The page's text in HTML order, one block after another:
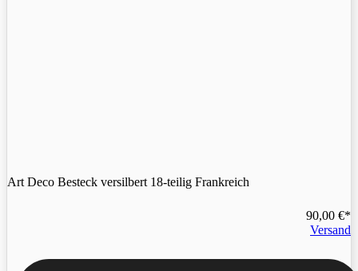
Art Deco Besteck versilbert 18-teilig Frankreich
90,00 €
Versand